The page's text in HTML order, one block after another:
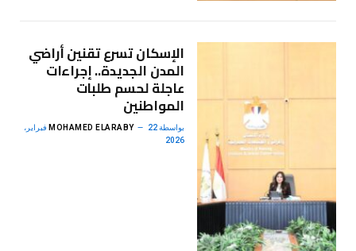
الإسكان تسرع تقنين أراضي
المدن الجديدة.. إجراءات
عاجلة لحسم طلبات
المواطنين
بواسطة MOHAMED ELARABY 22 فبراير،
2026